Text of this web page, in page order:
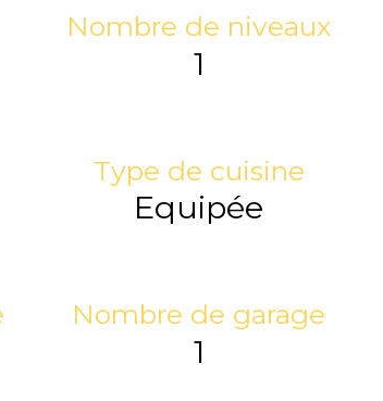
Nombre de niveaux
1
Type de cuisine
Equipée
Nombre de garage
1